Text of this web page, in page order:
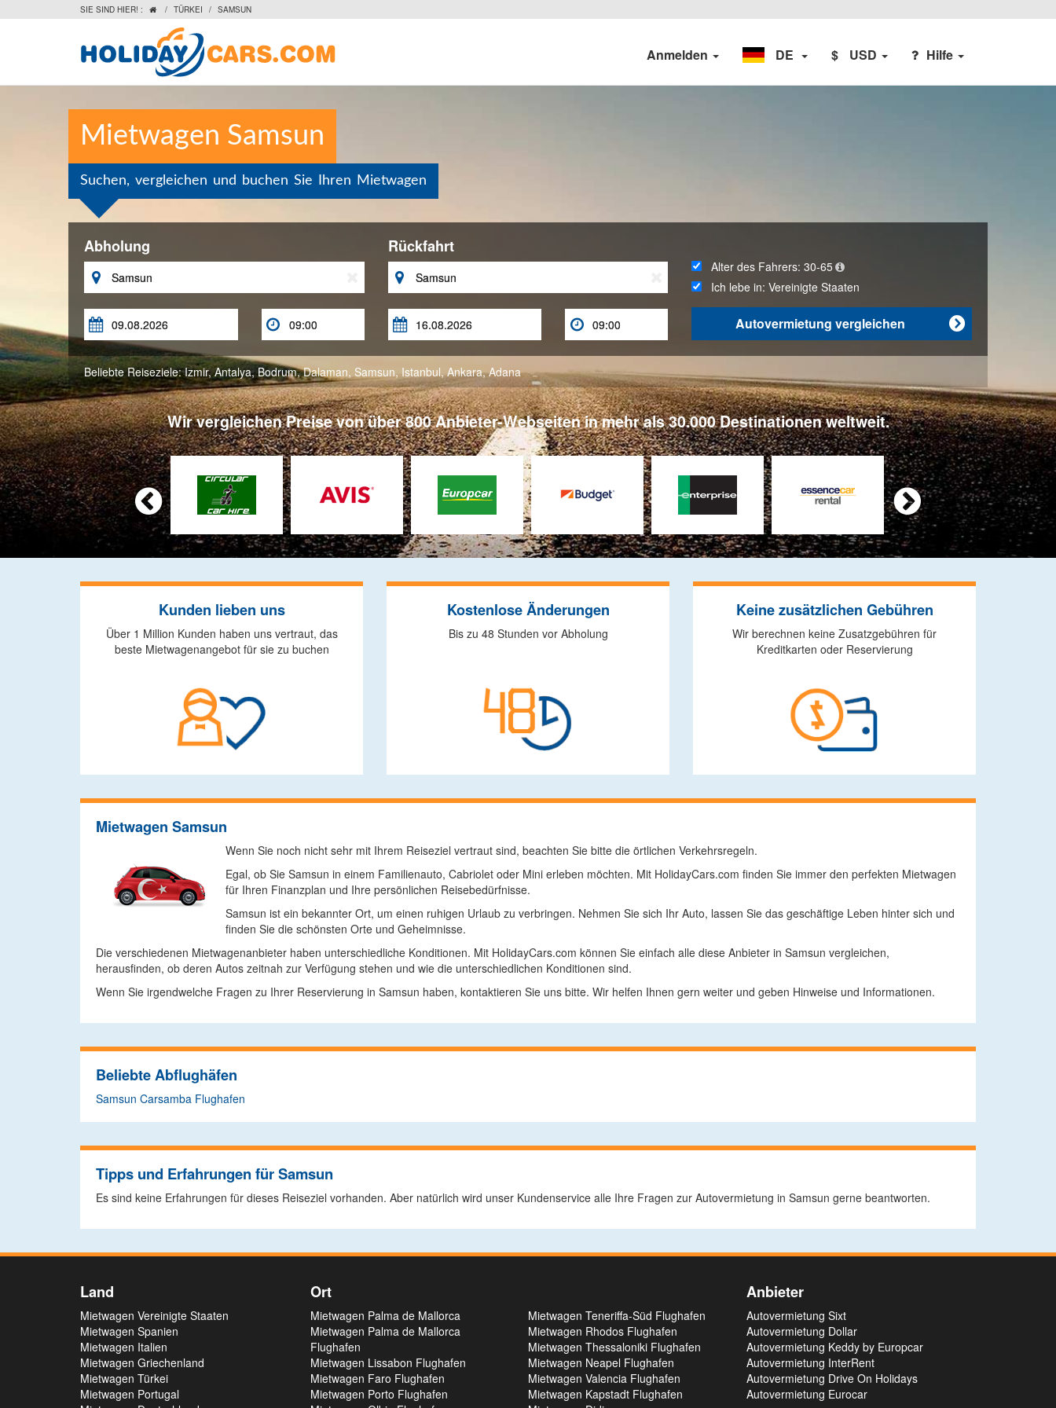
SIE SIND HIER! :  / TÜRKEI / SAMSUN
Anmelden DE $ USD Hilfe
Mietwagen Samsun
Suchen, vergleichen und buchen Sie Ihren Mietwagen
Abholung

 
Rückfahrt

 
Alter des Fahrers:30-65
Ich lebe in:Vereinigte Staaten

Autovermietung vergleichen
Beliebte Reiseziele:Izmir,Antalya,Bodrum,Dalaman, Samsun, Istanbul,Ankara,Adana
Wir vergleichen Preise von über 800 Anbieter-Webseiten in mehr als 30.000 Destinationen weltweit.
 
Kunden lieben uns
Über 1 Million Kunden haben uns vertraut, das
beste Mietwagenangebot für sie zu buchen
Kostenlose Änderungen
Bis zu 48 Stunden vor Abholung
Keine zusätzlichen Gebühren
Wir berechnen keine Zusatzgebühren für
Kreditkarten oder Reservierung
Mietwagen Samsun
Wenn Sie noch nicht sehr mit Ihrem Reiseziel vertraut sind, beachten Sie bitte die örtlichen Verkehrsregeln.
Egal, ob Sie Samsun in einem Familienauto, Cabriolet oder Mini erleben möchten. Mit HolidayCars.com finden Sie immer den perfekten Mietwagen
für Ihren Finanzplan und Ihre persönlichen Reisebedürfnisse.
Samsun ist ein bekannter Ort, um einen ruhigen Urlaub zu verbringen. Nehmen Sie sich Ihr Auto, lassen Sie das geschäftige Leben hinter sich und
finden Sie die schönsten Orte und Geheimnisse.
Die verschiedenen Mietwagenanbieter haben unterschiedliche Konditionen. Mit HolidayCars.com können Sie einfach alle diese Anbieter in Samsun vergleichen,
herausfinden, ob deren Autos zeitnah zur Verfügung stehen und wie die unterschiedlichen Konditionen sind.
Wenn Sie irgendwelche Fragen zu Ihrer Reservierung in Samsun haben, kontaktieren Sie uns bitte. Wir helfen Ihnen gern weiter und geben Hinweise und Informationen.
Beliebte Abflughäfen
Samsun Carsamba Flughafen
Tipps und Erfahrungen für Samsun
Es sind keine Erfahrungen für dieses Reiseziel vorhanden. Aber natürlich wird unser Kundenservice alle Ihre Fragen zur Autovermietung in Samsun gerne beantworten.
Land
Mietwagen Vereinigte Staaten
Mietwagen Spanien
Mietwagen Italien
Mietwagen Griechenland
Mietwagen Türkei
Mietwagen Portugal
Ort
Mietwagen Palma de Mallorca
Mietwagen Palma de Mallorca
Flughafen
Mietwagen Lissabon Flughafen
Mietwagen Faro Flughafen
Mietwagen Porto Flughafen
Mietwagen Teneriffa-Süd Flughafen
Mietwagen Rhodos Flughafen
Mietwagen Thessaloniki Flughafen
Mietwagen Neapel Flughafen
Mietwagen Valencia Flughafen
Mietwagen Kapstadt Flughafen
Anbieter
Autovermietung Sixt
Autovermietung Dollar
Autovermietung Keddy by Europcar
Autovermietung InterRent
Autovermietung Drive On Holidays
Autovermietung Eurocar